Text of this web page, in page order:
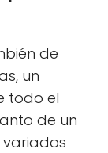
de
un
todo el
de un